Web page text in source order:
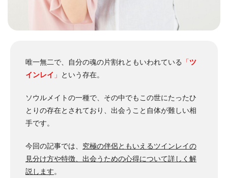
唯一無二で、自分の魂の片割れともいわれている 「ツ
インレイ 」 という存在。
ソウルメイトの一種で、その中でもこの世にたったひ
とりの存在とされており、出会うこと自体が難しい相
手です。
今回の記事では、 究極の伴侶ともいえるツインレイの
見分け方や特徴、出会うための心得について詳しく解
説します。